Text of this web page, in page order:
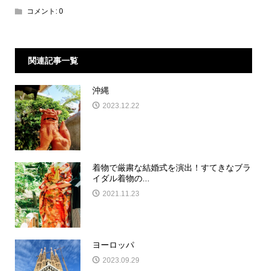
コメント: 0
関連記事一覧
沖縄
2023.12.22
着物で厳粛な結婚式を演出！すてきなブラ
イダル着物の...
2021.11.23
ヨーロッパ
2023.09.29